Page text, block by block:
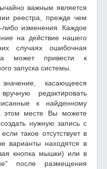
важным является
реестра, прежде чем
либо изменения. Каждое
на действие нашего
случаях ошибочная
может привести к
запуска системы.
касающееся
редактировать
к найденному
этом месте Вы можете
нужную запись с
такое отсутствует в
варианты находятся в
кнопка мышки) или в
после размещения